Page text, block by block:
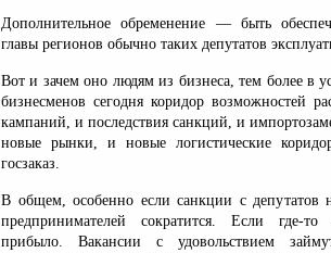
Дополнительное обременение — быть
главы регионов обычно таких депутатов
Вот и зачем оно людям из бизнеса, тем более в
бизнесменов сегодня коридор возможностей
кампаний, и последствия санкций, и
новые рынки, и новые логистические
госзаказ.
В общем, особенно если санкции с депутатов
предпринимателей сократится. Если где-
прибыло. Вакансии с удовольствием